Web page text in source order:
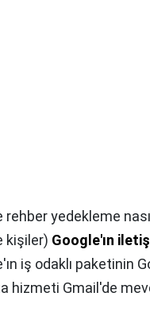
rehber yedekleme
kişiler) Google'ın
iş odaklı paketinin
hizmeti Gmail'de